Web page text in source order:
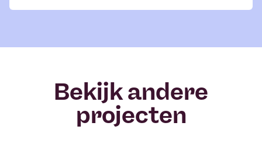
Bekijk andere
projecten